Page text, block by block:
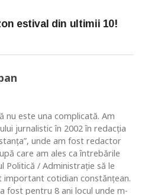
estival din ultimii 10!
nu este una complicată. Am
jurnalistic în 2002 în redacția
unde am fost redactor
care am ales ca întrebările
Politică / Administrație să le
important cotidian constănțean.
fost pentru 8 ani locul unde m-